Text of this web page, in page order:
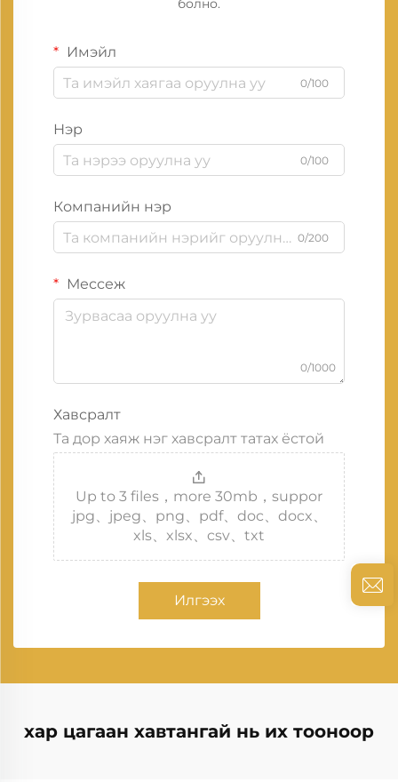
болно.
Имэйл
0/100
Нэр
0/100
Компанийн нэр
0/200
Мессеж
0/1000
Хавсралт
Та дор хаяж нэг хавсралт татах ёстой
Up to 3 files，more 30mb，suppor
jpg、jpeg、png、pdf、doc、docx、
xls、xlsx、csv、txt
Илгээх
хар цагаан хавтангай нь их тооноор